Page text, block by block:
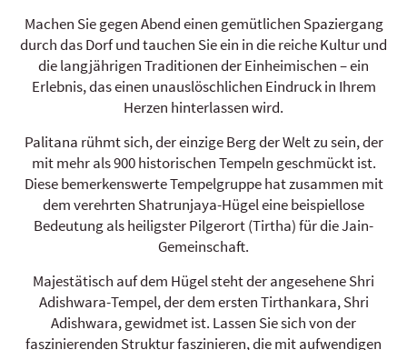
Machen Sie gegen Abend einen gemütlichen Spaziergang
durch das Dorf und tauchen Sie ein in die reiche Kultur und
die langjährigen Traditionen der Einheimischen – ein
Erlebnis, das einen unauslöschlichen Eindruck in Ihrem
Herzen hinterlassen wird.
Palitana rühmt sich, der einzige Berg der Welt zu sein, der
mit mehr als 900 historischen Tempeln geschmückt ist.
Diese bemerkenswerte Tempelgruppe hat zusammen mit
dem verehrten Shatrunjaya-Hügel eine beispiellose
Bedeutung als heiligster Pilgerort (Tirtha) für die Jain-
Gemeinschaft.
Majestätisch auf dem Hügel steht der angesehene Shri
Adishwara-Tempel, der dem ersten Tirthankara, Shri
Adishwara, gewidmet ist. Lassen Sie sich von der
faszinierenden Struktur faszinieren, die mit aufwendigen